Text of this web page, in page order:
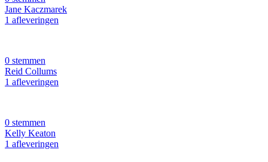
Jane Kaczmarek
1 afleveringen
0 stemmen
Reid Collums
1 afleveringen
0 stemmen
Kelly Keaton
1 afleveringen